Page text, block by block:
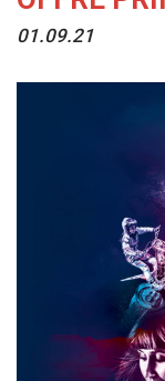
01.09.21